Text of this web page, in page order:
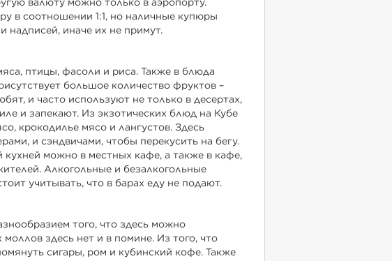
валюту можно только в аэропорту.
в соотношении 1:1, но наличные купюры
иначе их не примут.
птицы, фасоли и риса. Также в блюда
большое количество фруктов –
и часто используют не только в десертах,
и запекают. Из экзотических блюд на Кубе
крокодилье мясо и лангустов. Здесь
и сэндвичами, чтобы перекусить на бегу.
можно в местных кафе, а также в кафе,
Алкогольные и безалкогольные
учитывать, что в барах еду не подают.
того, что здесь можно
здесь нет и в помине. Из того, что
сигары, ром и кубинский кофе. Также